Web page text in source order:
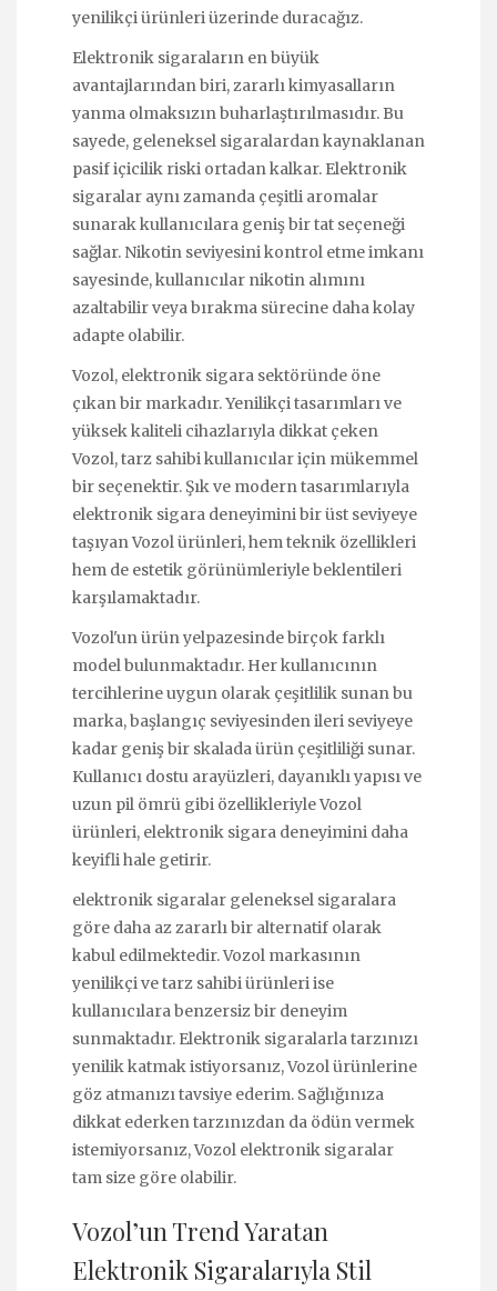
yenilikçi ürünleri üzerinde duracağız.
Elektronik sigaraların en büyük
avantajlarından biri, zararlı kimyasalların
yanma olmaksızın buharlaştırılmasıdır. Bu
sayede, geleneksel sigaralardan kaynaklanan
pasif içicilik riski ortadan kalkar. Elektronik
sigaralar aynı zamanda çeşitli aromalar
sunarak kullanıcılara geniş bir tat seçeneği
sağlar. Nikotin seviyesini kontrol etme imkanı
sayesinde, kullanıcılar nikotin alımını
azaltabilir veya bırakma sürecine daha kolay
adapte olabilir.
Vozol, elektronik sigara sektöründe öne
çıkan bir markadır. Yenilikçi tasarımları ve
yüksek kaliteli cihazlarıyla dikkat çeken
Vozol, tarz sahibi kullanıcılar için mükemmel
bir seçenektir. Şık ve modern tasarımlarıyla
elektronik sigara deneyimini bir üst seviyeye
taşıyan Vozol ürünleri, hem teknik özellikleri
hem de estetik görünümleriyle beklentileri
karşılamaktadır.
Vozol'un ürün yelpazesinde birçok farklı
model bulunmaktadır. Her kullanıcının
tercihlerine uygun olarak çeşitlilik sunan bu
marka, başlangıç seviyesinden ileri seviyeye
kadar geniş bir skalada ürün çeşitliliği sunar.
Kullanıcı dostu arayüzleri, dayanıklı yapısı ve
uzun pil ömrü gibi özellikleriyle Vozol
ürünleri, elektronik sigara deneyimini daha
keyifli hale getirir.
elektronik sigaralar geleneksel sigaralara
göre daha az zararlı bir alternatif olarak
kabul edilmektedir. Vozol markasının
yenilikçi ve tarz sahibi ürünleri ise
kullanıcılara benzersiz bir deneyim
sunmaktadır. Elektronik sigaralarla tarzınızı
yenilik katmak istiyorsanız, Vozol ürünlerine
göz atmanızı tavsiye ederim. Sağlığınıza
dikkat ederken tarzınızdan da ödün vermek
istemiyorsanız, Vozol elektronik sigaralar
tam size göre olabilir.
Vozol’un Trend Yaratan
Elektronik Sigaralarıyla Stil